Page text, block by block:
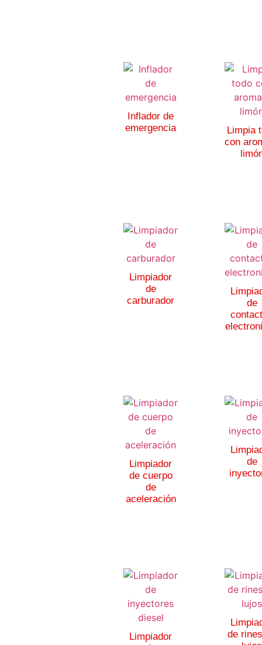
Inflador de
emergencia
Limpia
con
Limpiador
de
carburador
de
Limpiador
de cuerpo
de
aceleración
de
Limpiador
de